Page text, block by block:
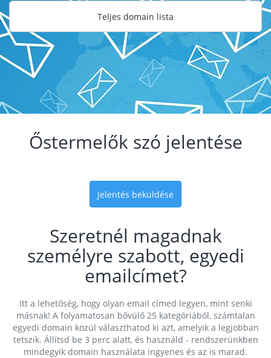
Teljes domain lista
Őstermelők szó jelentése
Jelentés beküldése
Szeretnél magadnak
személyre szabott, egyedi
emailcímet?
Itt a lehetőség, hogy olyan email címed legyen, mint senki
másnak! A folyamatosan bővülő 25 kategóriából, számtalan
egyedi domain közül választhatod ki azt, amelyik a legjobban
tetszik. Állítsd be 3 perc alatt, és használd - rendszerünkben
mindegyik domain használata ingyenes és az is marad.